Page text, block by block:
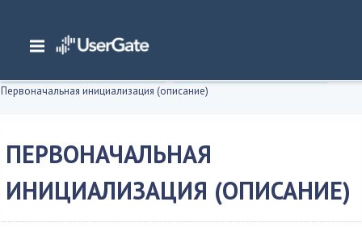
Главная/ Документация/SIEM/
UserGate SIEM 7.2.x Руководство администратора
Первоначальная инициализация (описание)
ПЕРВОНАЧАЛЬНАЯ
ИНИЦИАЛИЗАЦИЯ (ОПИСАНИЕ)